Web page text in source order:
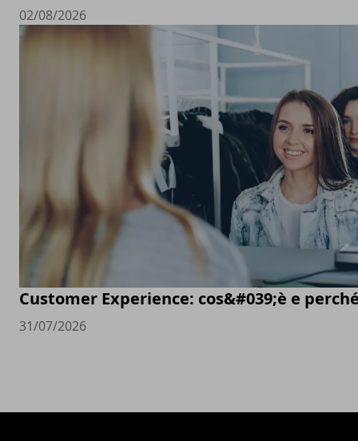
02/08/2026
Customer Experience: cos&#039;è e
31/07/2026